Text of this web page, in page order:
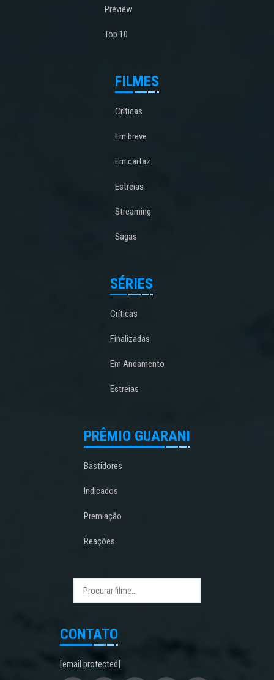
Preview
Top 10
FILMES
Críticas
Em breve
Em cartaz
Estreias
Streaming
Sagas
SÉRIES
Críticas
Finalizadas
Em Andamento
Estreias
PRÊMIO GUARANI
Bastidores
Indicados
Premiação
Reações
CONTATO
[email protected]